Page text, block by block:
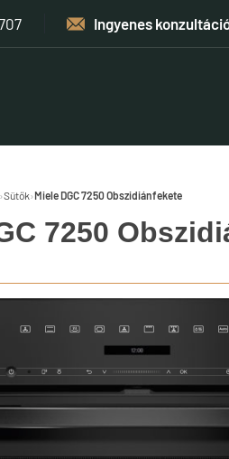
Ingyenes
›Sütők›Miele DGC 7250 Obszidiánfekete
7250